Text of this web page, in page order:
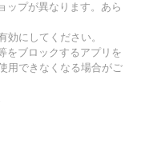
ップが異なります。あら
効にしてください。
をブロックするアプリを
用できなくなる場合がご